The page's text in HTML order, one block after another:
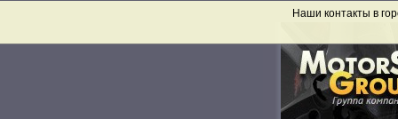
Наши контакты в